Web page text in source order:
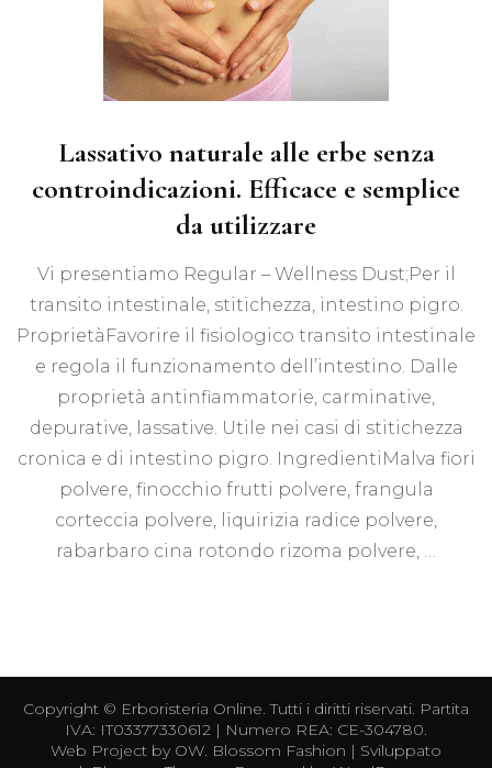
Lassativo naturale alle erbe senza
controindicazioni. Efficace e semplice
da utilizzare
Vi presentiamo Regular – Wellness Dust;Per il
transito intestinale, stitichezza, intestino pigro.
ProprietàFavorire il fisiologico transito intestinale
e regola il funzionamento dell’intestino. Dalle
proprietà antinfiammatorie, carminative,
depurative, lassative. Utile nei casi di stitichezza
cronica e di intestino pigro. IngredientiMalva fiori
polvere, finocchio frutti polvere, frangula
corteccia polvere, liquirizia radice polvere,
rabarbaro cina rotondo rizoma polvere, …
Copyright © Erboristeria Online. Tutti i diritti riservati. Partita
IVA: IT03377330612 | Numero REA: CE-304780.
Web Project by OW. Blossom Fashion | Sviluppato